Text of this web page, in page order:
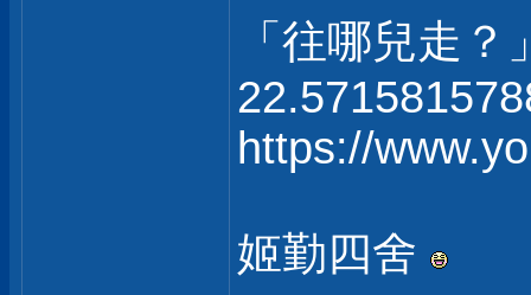
「往哪兒走？
https://
姬勤四舍